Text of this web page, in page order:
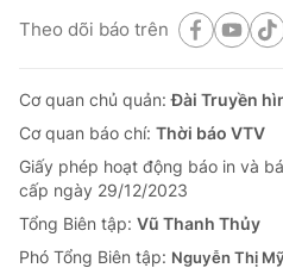
Theo dõi báo trên
Cơ quan chủ quản:Đài Truyền
Cơ quan báo chí: Thời báo VTV
Giấy phép hoạt động báo in và
cấp ngày 29/12/2023
Tổng Biên tập: Vũ Thanh Thủy
Phó Tổng Biên tập: Nguyễn Thị